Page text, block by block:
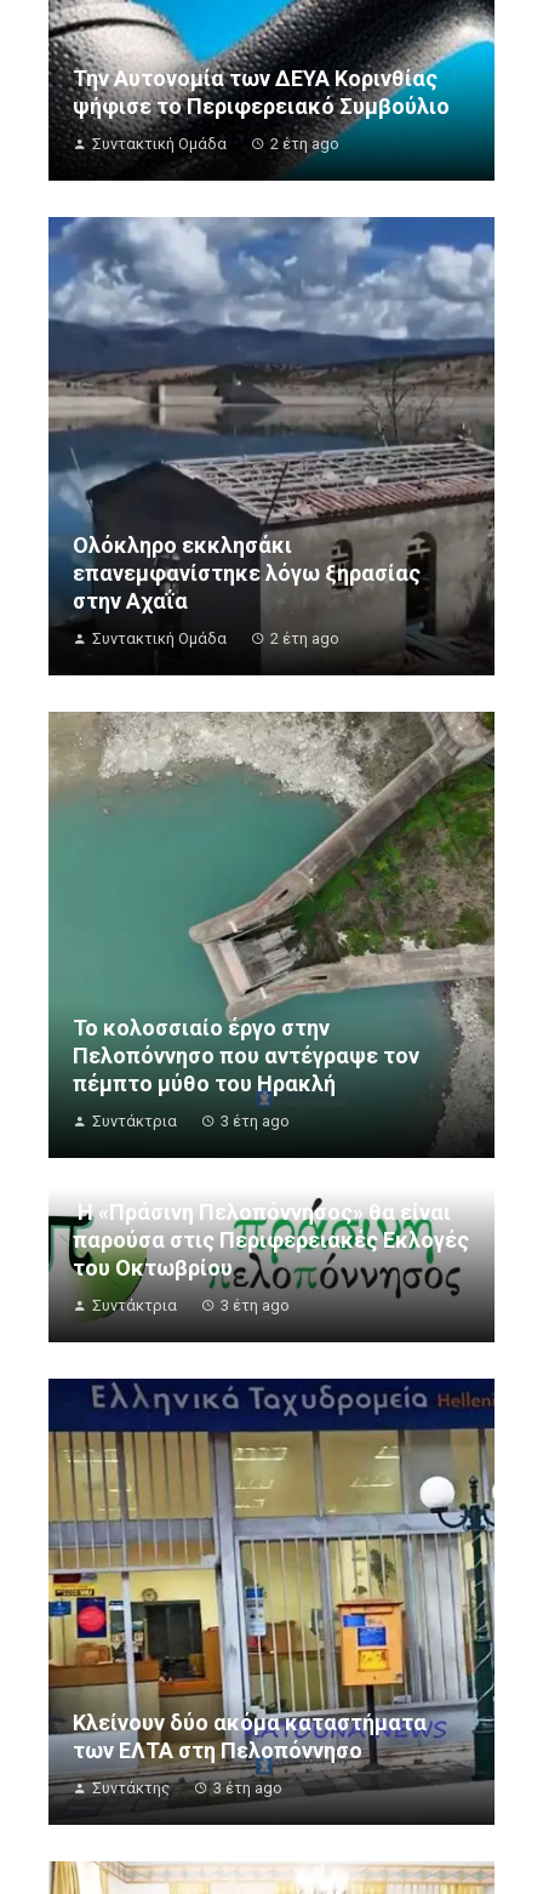
Την Αυτονομία των ΔΕΥΑ Κορινθίας
ψήφισε το Περιφερειακό Συμβούλιο
Συντακτική Ομάδα 2 έτη ago
Ολόκληρο εκκλησάκι
επανεμφανίστηκε λόγω ξηρασίας
στην Αχαΐα
Συντακτική Ομάδα 2 έτη ago
Το κολοσσιαίο έργο στην
Πελοπόννησο που αντέγραψε τον
πέμπτο μύθο του Ηρακλή
Συντάκτρια 3 έτη ago
Η «Πράσινη Πελοπόννησος» θα είναι
παρούσα στις Περιφερειακές Εκλογές
του Οκτωβρίου
Συντάκτρια 3 έτη ago
Κλείνουν δύο ακόμα καταστήματα
των ΕΛΤΑ στη Πελοπόννησο
Συντάκτης 3 έτη ago